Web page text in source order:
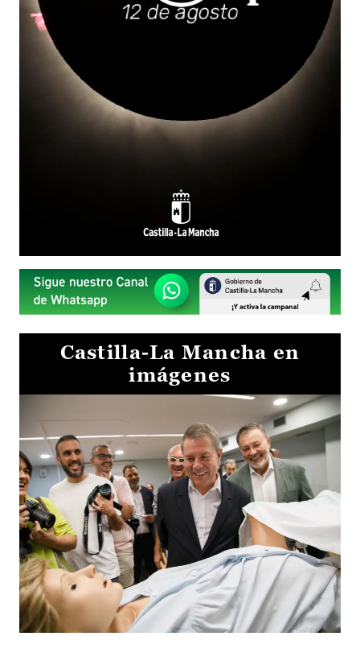
Castilla-La Mancha en
imágenes